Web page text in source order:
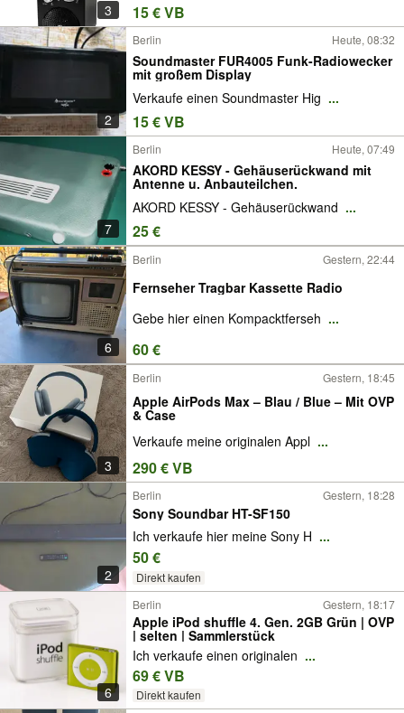
3 15 € VB
2
Berlin Heute, 08:32
Soundmaster FUR4005 Funk-Radiowecker
mit großem Display
Verkaufe einen Soundmaster Hig ...
15 € VB
7
Berlin Heute, 07:49
AKORD KESSY - Gehäuserückwand mit
Antenne u. Anbauteilchen.
AKORD KESSY - Gehäuserückwand ...
25 €
6
Berlin Gestern, 22:44
Fernseher Tragbar Kassette Radio
Gebe hier einen Kompacktferseh ...
60 €
3
Berlin Gestern, 18:45
Apple AirPods Max – Blau / Blue – Mit OVP
& Case
Verkaufe meine originalen Appl ...
290 € VB
2
Berlin Gestern, 18:28
Sony Soundbar HT-SF150
Ich verkaufe hier meine Sony H ...
50 €
Direkt kaufen
6
Berlin Gestern, 18:17
Apple iPod shuffle 4. Gen. 2GB Grün | OVP
| selten | Sammlerstück
Ich verkaufe einen originalen ...
69 € VB
Direkt kaufen